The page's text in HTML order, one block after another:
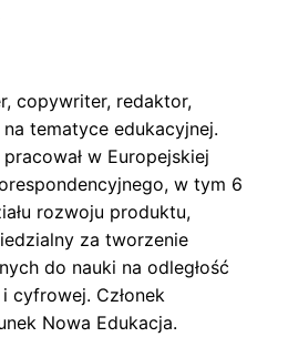
copywriter, redaktor,
tematyce edukacyjnej.
w Europejskiej
w tym 6
rozwoju produktu,
za tworzenie
do nauki na odległość
cyfrowej. Członek
Nowa Edukacja.